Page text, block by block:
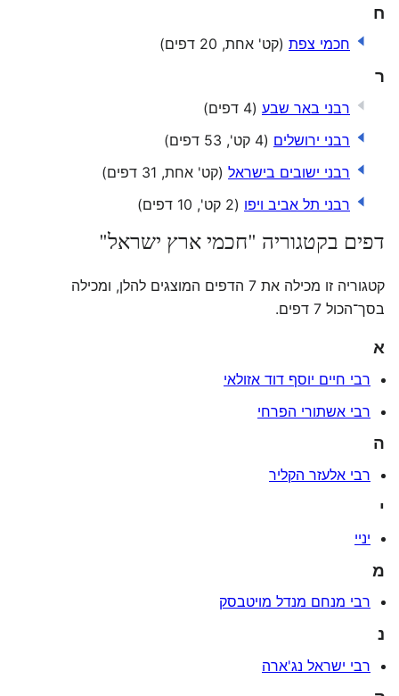
ח
חכמי צפת (קט' אחת, 20 דפים)
ר
רבני באר שבע (4 דפים)
רבני ירושלים (4 קט', 53 דפים)
רבני ישובים בישראל (קט' אחת, 31 דפים)
רבני תל אביב ויפו (2 קט', 10 דפים)
דפים בקטגוריה "חכמי ארץ ישראל"
קטגוריה זו מכילה את 7 הדפים המוצגים להלן, ומכילה
בסך־הכול 7 דפים.
א
רבי חיים יוסף דוד אזולאי
רבי אשתורי הפרחי
ה
רבי אלעזר הקליר
י
יניי
מ
רבי מנחם מנדל מויטבסק
נ
רבי ישראל נג'ארה